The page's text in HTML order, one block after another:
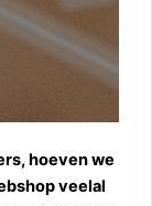
hoeven we
veelal